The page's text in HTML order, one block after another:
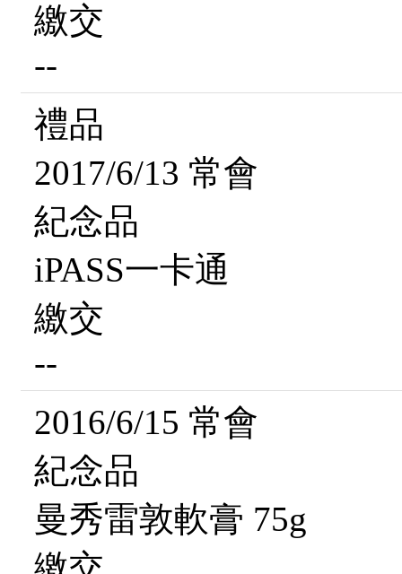
繳交
--
禮品
2017/6/13 常會
紀念品
iPASS一卡通
繳交
--
2016/6/15 常會
紀念品
曼秀雷敦軟膏 75g